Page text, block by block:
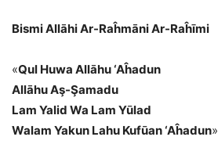
Bismi Allāhi Ar-Raĥmāni Ar-Raĥīmi
«Qul Huwa Allāhu ‘Aĥadun
Allāhu Aş-Şamadu
Lam Yalid Wa Lam Yūlad
Walam Yakun Lahu Kufūan ‘Aĥadun»